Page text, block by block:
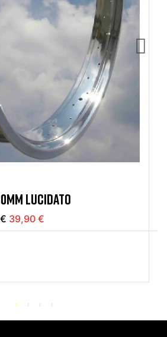
LUCIDATO
39,90 €